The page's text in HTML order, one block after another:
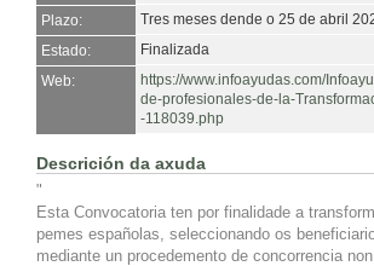
Plazo:
Tres meses dende o 25 de abril
Estado:
Finalizada
Web:
https://www.infoayudas.com/
de-profesionales-de-la-
-118039.php
Descrición da axuda
"
Esta Convocatoria ten por finalidade a
pemes españolas, seleccionando os
mediante un procedemento de concorrencia